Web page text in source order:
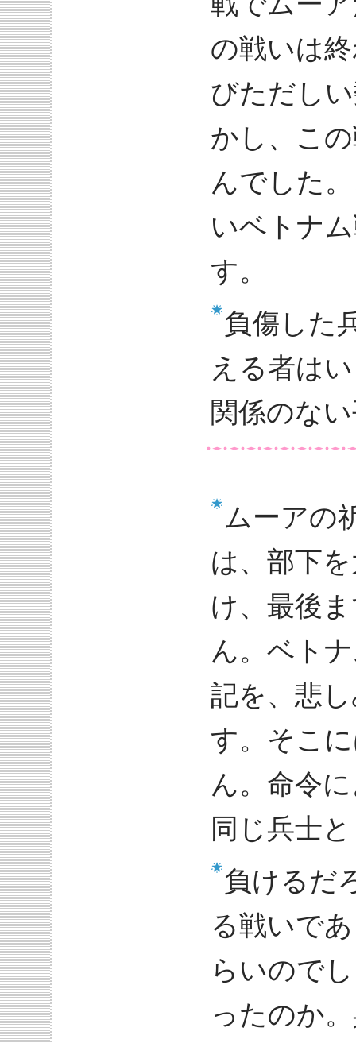
の戦いは
びただし
かし、こ
んでした
いベトナ
す。
負傷した
える者は
関係のな
ムーアの
は、部下
け、最後
ん。ベト
記を、悲
す。そこ
ん。命令
同じ兵士
負けるだ
る戦いで
らいので
ったのか